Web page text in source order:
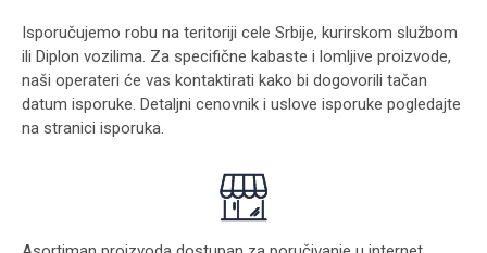
Isporučujemo robu na teritoriji cele Srbije, kurirskom službom
ili Diplon vozilima. Za specifične kabaste i lomljive proizvode,
naši operateri će vas kontaktirati kako bi dogovorili tačan
datum isporuke. Detaljni cenovnik i uslove isporuke pogledajte
na stranici isporuka.